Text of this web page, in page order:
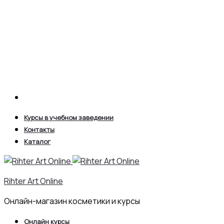
Курсы в учебном заведении
Контакты
Каталог
Rihter Art Online
Онлайн-магазин косметики и курсы
Онлайн курсы